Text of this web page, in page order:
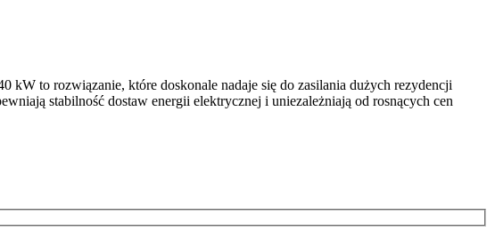
to rozwiązanie, które doskonale nadaje się do zasilania dużych rezydencji
stabilność dostaw energii elektrycznej i uniezależniają od rosnących cen